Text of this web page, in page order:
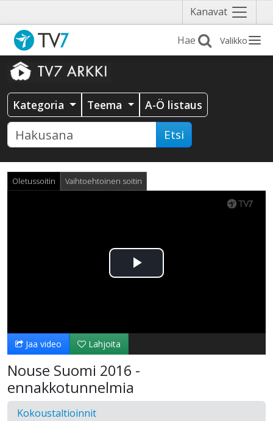
Kanavat Näytä
valikko
Valikko
Kategoria Teema A-Ö listaus
Etsi
Oletussoitin Vaihtoehtoinen soitin
Toista
Jaa video Lahjoita
Nouse Suomi 2016 -
ennakkotunnelmia
Kokoustaltioinnit